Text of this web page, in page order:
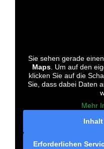
Sie sehen gerade
Maps. Um auf den
klicken Sie auf die
Sie, dass dabei Daten
Mehr
Erforderlichen